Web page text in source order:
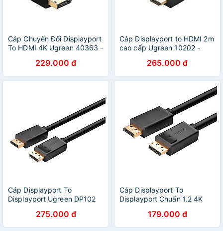
Cáp Chuyển Đổi Displayport
To HDMI 4K Ugreen 40363 -
229.000 đ
Cáp Displayport to HDMI 2m
cao cấp Ugreen 10202 -
265.000 đ
Cáp Displayport To
Displayport Ugreen DP102
Chính Hãng275.000 đ
Cáp Displayport To
Displayport Chuẩn 1.2 4K
Chính Hãng179.000 đ